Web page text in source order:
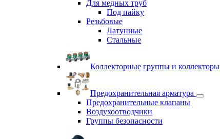
Для медных труб
Под пайку
Резьбовые
Латунные
Cтальные
Коллекторные группы и коллекторы
Предохранительная арматура
Предохранительные клапаны
Воздухоотводчики
Группы безопасности